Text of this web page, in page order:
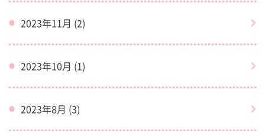
2023年11月 (2)
2023年10月 (1)
2023年8月 (3)